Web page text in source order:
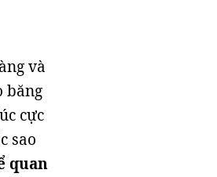
và
băng
cực
sao
quan